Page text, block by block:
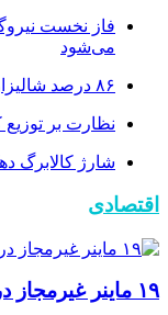
می‌شود
۸۶ درصد شالیزارها به‌صورت مکانیزه نشاءکاری می‌شوند
نظارت بر
شارژ کالابرگ
اقتصادی
۱۹ ماینر غیرمجاز در مازندران از مدار خارج شد